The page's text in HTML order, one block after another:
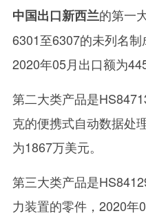
中国出口新西兰的第一
6301至6307的未列名制
2020年05月出口额为
第二大类产品是
克的便携式自动数据处
为1867万美元。
第三大类产品是
力装置的零件，2020年